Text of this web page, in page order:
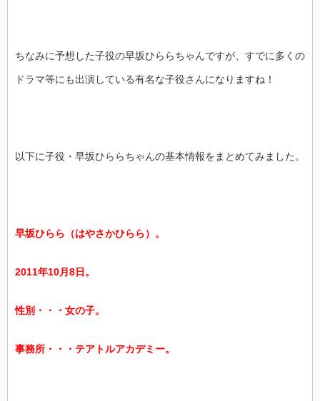
ちなみに予想した子役の早坂ひららちゃんですが、すでに多くの
ドラマ等にも出演している有名な子役さんになりますね！
以下に子役・早坂ひららちゃんの基本情報をまとめてみました。
早坂ひらら（はやさかひらら）。
2011年10月8日。
性別・・・女の子。
事務所・・・テアトルアカデミー。